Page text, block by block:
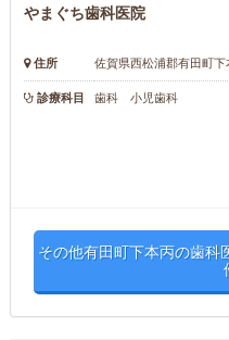
やまぐち歯科医院
住所 佐賀県西松浦郡有田町下
診療科目 歯科 小児歯科
その他有田町下本丙の歯科